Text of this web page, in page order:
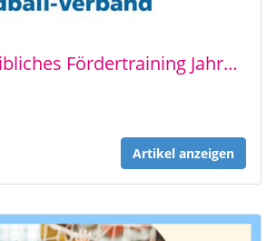
Termine weibliches Fördertraining Jahrgänge 2010/2011/2012 Bezirk RNT
Artikel anzeigen